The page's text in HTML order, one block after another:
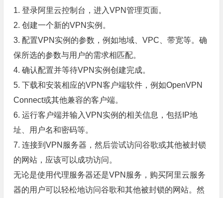
1. 登录阿里云控制台，进入VPN管理页面。
2. 创建一个新的VPN实例。
3. 配置VPN实例的参数，例如地域、VPC、带宽等。确
保所选的参数与用户的需求相匹配。
4. 确认配置并等待VPN实例创建完成。
5. 下载和安装相应的VPN客户端软件，例如OpenVPN
Connect或其他兼容的客户端。
6. 运行客户端并输入VPN实例的相关信息，包括IP地
址、用户名和密码等。
7. 连接到VPN服务器，然后尝试访问谷歌或其他被封锁
的网站，应该可以成功访问。
无论是使用代理服务器还是VPN服务，购买阿里云服务
器的用户可以轻松地访问谷歌和其他被封锁的网站。然